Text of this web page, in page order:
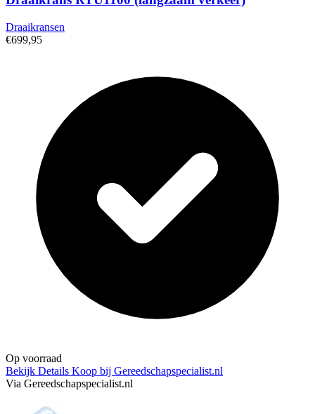
Draaikransen
€699,95
Op voorraad
Bekijk Details Koop bij Gereedschapspecialist.nl
Via Gereedschapspecialist.nl